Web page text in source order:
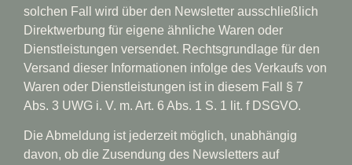
solchen Fall wird über den Newsletter ausschließlich
Direktwerbung für eigene ähnliche Waren oder
Dienstleistungen versendet. Rechtsgrundlage für den
Versand dieser Informationen infolge des Verkaufs von
Waren oder Dienstleistungen ist in diesem Fall § 7
Abs. 3 UWG i. V. m. Art. 6 Abs. 1 S. 1 lit. f DSGVO.
Die Abmeldung ist jederzeit möglich, unabhängig
davon, ob die Zusendung des Newsletters auf